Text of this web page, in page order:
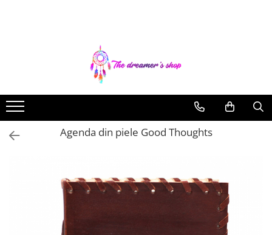
Pentru masina
Brelocuri
Decoratiuni Aztece
Bratari pentru EL
Bijuterii Aromaterapie
Coliere Aromaterapie
Agenda din piele Good Thoughts